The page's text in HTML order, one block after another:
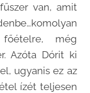
van, amit
főételre, még
Azóta Dórit ki
ugyanis ez az
ízét teljesen